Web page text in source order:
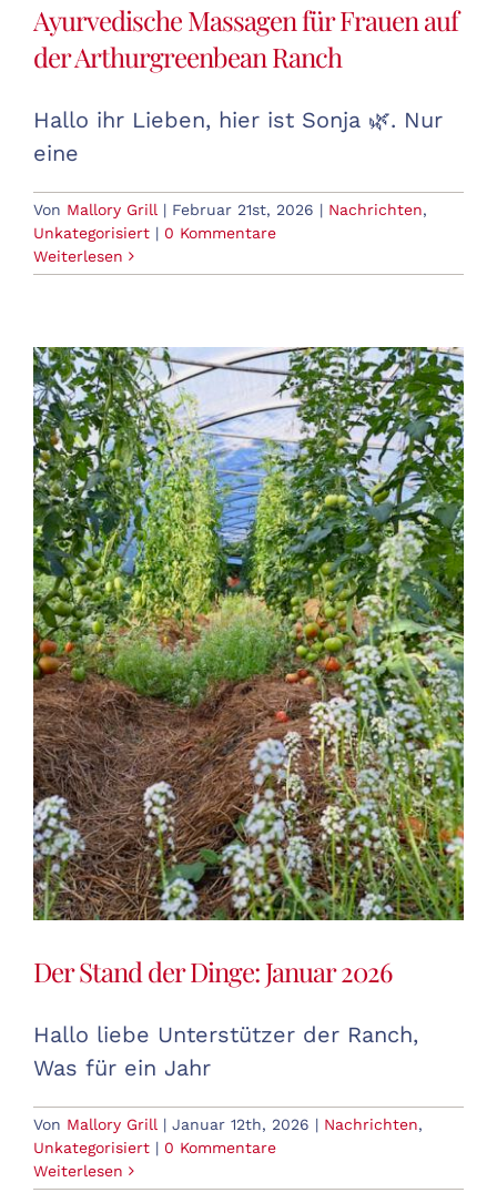
Ayurvedische Massagen für Frauen auf
der Arthurgreenbean Ranch
Hallo ihr Lieben, hier ist Sonja 🌿. Nur
eine
Von Mallory Grill | Februar 21st, 2026 | Nachrichten,
Unkategorisiert | 0 Kommentare
Weiterlesen
Der Stand der Dinge: Januar 2026
Hallo liebe Unterstützer der Ranch,
Was für ein Jahr
Von Mallory Grill | Januar 12th, 2026 | Nachrichten,
Unkategorisiert | 0 Kommentare
Weiterlesen